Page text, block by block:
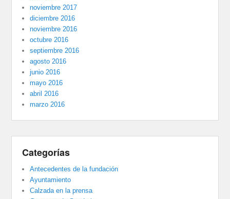
noviembre 2017
diciembre 2016
noviembre 2016
octubre 2016
septiembre 2016
agosto 2016
junio 2016
mayo 2016
abril 2016
marzo 2016
Categorías
Antecedentes de la fundación
Ayuntamiento
Calzada en la prensa